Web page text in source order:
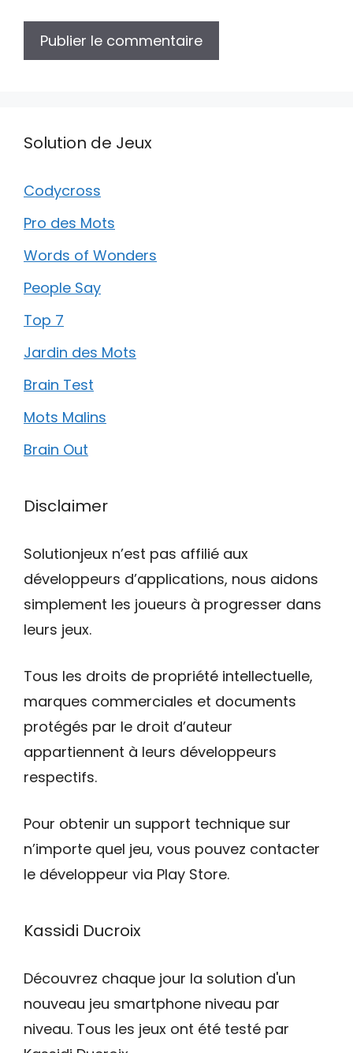
Solution de Jeux
Codycross
Pro des Mots
Words of Wonders
People Say
Top 7
Jardin des Mots
Brain Test
Mots Malins
Brain Out
Disclaimer
Solutionjeux n’est pas affilié aux
développeurs d’applications, nous aidons
simplement les joueurs à progresser dans
leurs jeux.
Tous les droits de propriété intellectuelle,
marques commerciales et documents
protégés par le droit d’auteur
appartiennent à leurs développeurs
respectifs.
Pour obtenir un support technique sur
n’importe quel jeu, vous pouvez contacter
le développeur via Play Store.
Kassidi Ducroix
Découvrez chaque jour la solution d'un
nouveau jeu smartphone niveau par
niveau. Tous les jeux ont été testé par